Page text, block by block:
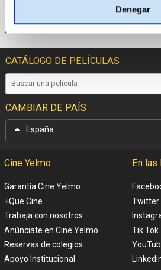
Denegar
CATÁLOGO DE PELÍCULAS
CAMBIAR DE PAÍS
España
Cine Yelmo
Garantía Cine Yelmo
+Que Cine
Trabaja con nosotros
Anúnciate en Cine Yelmo
Reservas de colegios
Apoyo Institucional
En las
Twitter
Tik Tok